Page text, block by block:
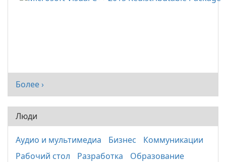
Более ›
Люди
Аудио и мультимедиа Бизнес
Коммуникации
Рабочий стол
Разработка
Образование